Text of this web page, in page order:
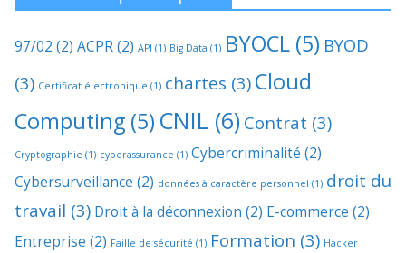
97/02 (2) ACPR(2) API (1) Big Data (1) BYOCL (5) BYOD
(3) Certificat électronique (1) chartes (3) Cloud
Computing (5) CNIL (6) Contrat (3)
Cryptographie (1) cyberassurance (1) Cybercriminalité (2)
Cybersurveillance (2) données à caractère personnel (1) droit du
travail (3) Droit à la déconnexion (2) E-commerce (2)
Entreprise (2) Faille de sécurité (1) Formation (3) Hacker